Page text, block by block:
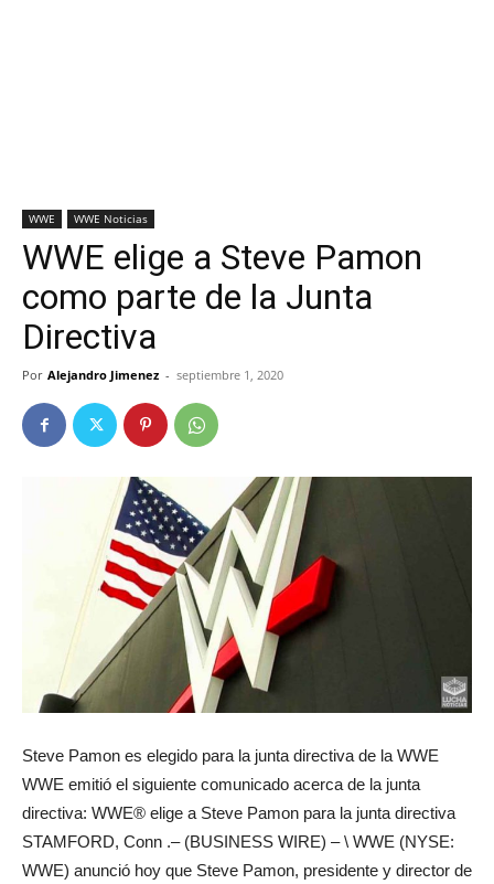
WWE WWE Noticias
WWE elige a Steve Pamon
como parte de la Junta
Directiva
Por Alejandro Jimenez - septiembre 1, 2020
Steve Pamon es elegido para la junta directiva de la WWE
WWE emitió el siguiente comunicado acerca de la junta
directiva: WWE® elige a Steve Pamon para la junta directiva
STAMFORD, Conn .– (BUSINESS WIRE) – \ WWE (NYSE:
WWE) anunció hoy que Steve Pamon, presidente y director de